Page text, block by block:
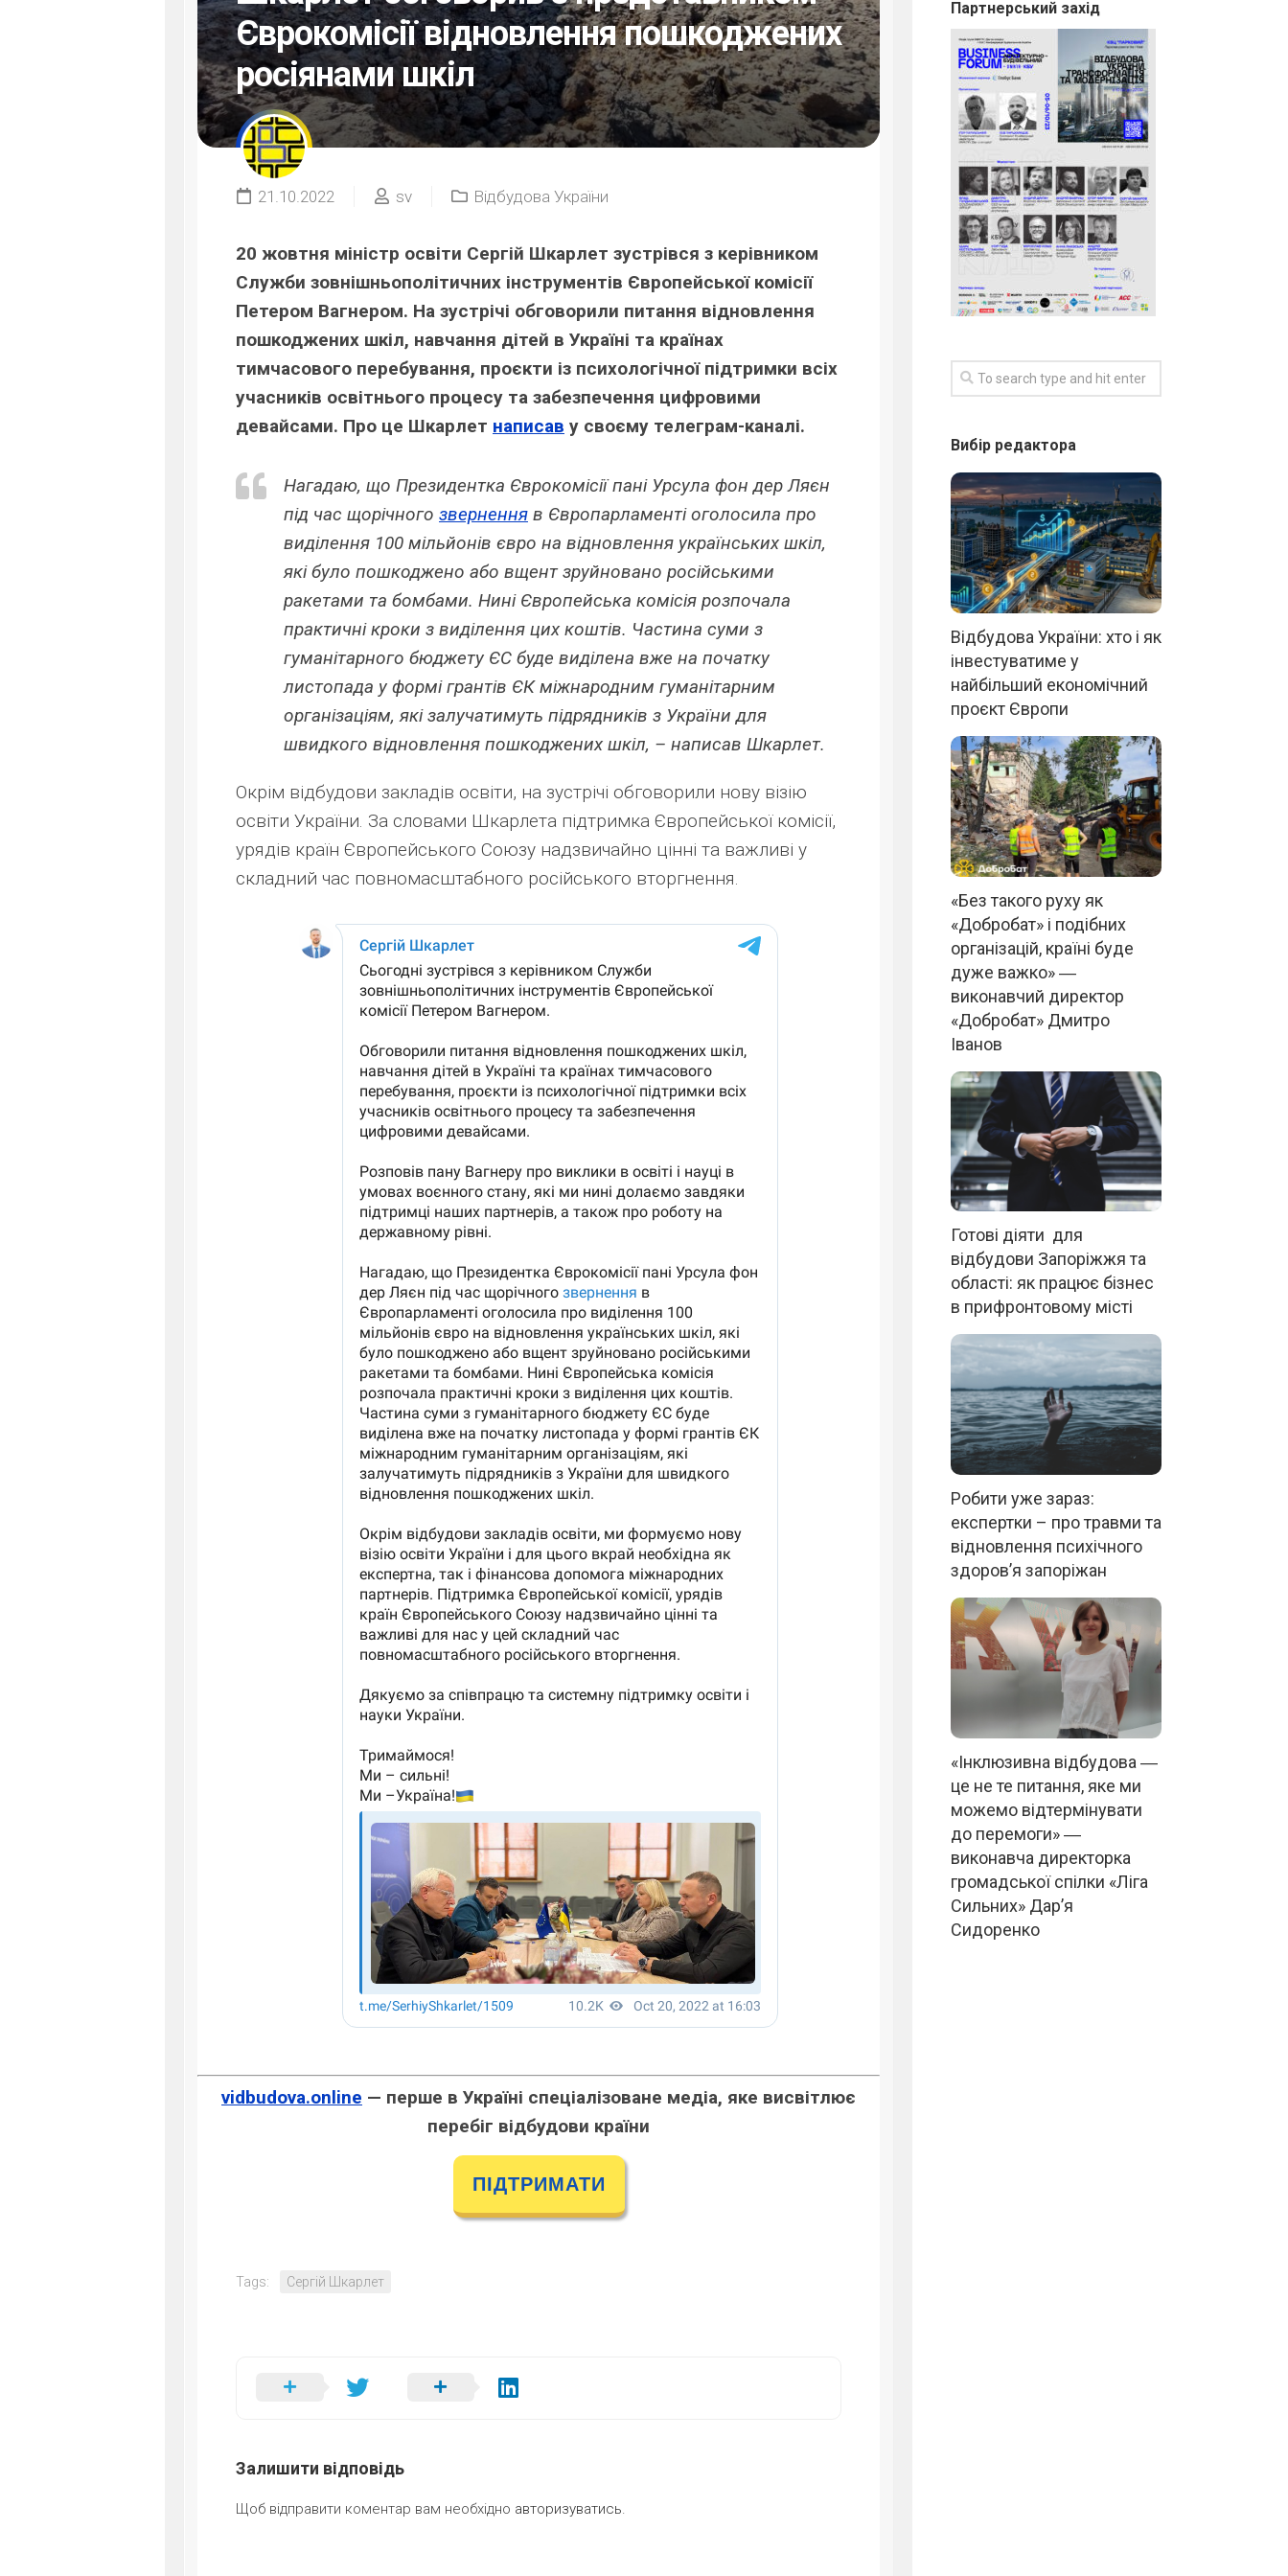
Єврокомісії відновлення пошкоджених
росіянами шкіл
21.10.2022 sv Відбудова України
20 жовтня міністр освіти Сергій Шкарлет зустрівся з керівником
Служби зовнішньополітичних інструментів Європейської комісії
Петером Вагнером. На зустрічі обговорили питання відновлення
пошкоджених шкіл, навчання дітей в Україні та країнах
тимчасового перебування, проєкти із психологічної підтримки всіх
учасників освітнього процесу та забезпечення цифровими
девайсами. Про це Шкарлет написав у своєму телеграм-каналі.
Нагадаю, що Президентка Єврокомісії пані Урсула фон дер Ляєн
під час щорічного звернення в Європарламенті оголосила про
виділення 100 мільйонів євро на відновлення українських шкіл,
які було пошкоджено або вщент зруйновано російськими
ракетами та бомбами. Нині Європейська комісія розпочала
практичні кроки з виділення цих коштів. Частина суми з
гуманітарного бюджету ЄС буде виділена вже на початку
листопада у формі грантів ЄК міжнародним гуманітарним
організаціям, які залучатимуть підрядників з України для
швидкого відновлення пошкоджених шкіл, – написав Шкарлет.
Окрім відбудови закладів освіти, на зустрічі обговорили нову візію
освіти України. За словами Шкарлета підтримка Європейської комісії,
урядів країн Європейського Союзу надзвичайно цінні та важливі у
складний час повномасштабного російського вторгнення.
vidbudova.online — перше в Україні спеціалізоване медіа, яке висвітлює
перебіг відбудови країни
ПІДТРИМАТИ
Tags: Сергій Шкарлет
Залишити відповідь
Щоб відправити коментар вам необхідно авторизуватись.
Партнерський захід
Вибір редактора
Відбудова України: хто і як
інвестуватиме у
найбільший економічний
проєкт Європи
«Без такого руху як
«Добробат» і подібних
організацій, країні буде
дуже важко» ―
виконавчий директор
«Добробат» Дмитро
Іванов
Готові діяти для
відбудови Запоріжжя та
області: як працює бізнес
в прифронтовому місті
Робити уже зараз:
експертки – про травми та
відновлення психічного
здоров’я запоріжан
«Інклюзивна відбудова ―
це не те питання, яке ми
можемо відтермінувати
до перемоги» ―
виконавча директорка
громадської спілки «Ліга
Сильних» Дар’я
Сидоренко